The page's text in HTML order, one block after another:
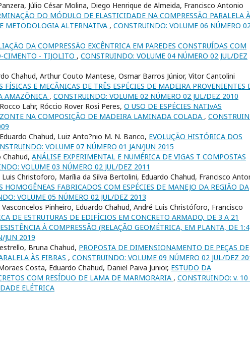
Júlio César Molina, Diego Henrique de Almeida, Francisco Antonio
DO MÓDULO DE ELASTICIDADE NA COMPRESSÃO PARALELA
METODOLOGIA ALTERNATIVA , CONSTRUINDO: VOLUME 06 NÚMERO
DA COMPRESSÃO EXCÊNTRICA EM PAREDES CONSTRUÍDAS COM
CIMENTO - TIJOLITO , CONSTRUINDO: VOLUME 04 NÚMERO 02 JUL/DEZ
Chahud, Arthur Couto Mantese, Osmar Barros Júnior, Vitor Cantolini
FÍSICAS E MECÂNICAS DE TRÊS ESPÉCIES DE MADEIRA PROVENIENTES
AMAZÔNICA , CONSTRUINDO: VOLUME 02 NÚMERO 02 JUL/DEZ 2010
Lahr, Róccio Rover Rosi Peres, O USO DE ESPÉCIES NATIvAS
NA COMPOSIÇÃO DE MADEIRA LAMINADA COLADA ,
Chahud, Luiz Anto?nio M. N. Banco, EVOLUÇÃO HISTÓRICA DOS
VOLUME 07 NÚMERO 01 JAN/JUN 2015
ANÁLISE EXPERIMENTAL E NUMÉRICA DE VIGAS T COMPOSTAS
VOLUME 03 NÚMERO 02 JUL/DEZ 2011
Christoforo, Marília da Silva Bertolini, Eduardo Chahud, Francisco
HOMOGÊNEAS FABRICADOS COM ESPÉCIES DE MANEJO DA REGIÃO DA
VOLUME 05 NÚMERO 02 JUL/DEZ 2013
Pinheiro, Eduardo Chahud, André Luis Christóforo, Francisco
DE ESTRUTURAS DE EDIFÍCIOS EM CONCRETO ARMADO, DE 3 A 21
À COMPRESSÃO (RELAÇÃO GEOMÉTRICA, EM PLANTA, DE
JUN 2019
Bruna Chahud, PROPOSTA DE DIMENSIONAMENTO DE PEÇAS DE
ÀS FIBRAS , CONSTRUINDO: VOLUME 09 NÚMERO 02 JUL/DEZ
Costa, Eduardo Chahud, Daniel Paiva Junior, ESTUDO DA
COM RESÍDUO DE LAMA DE MARMORARIA , CONSTRUINDO: v. 10
ELÉTRICA